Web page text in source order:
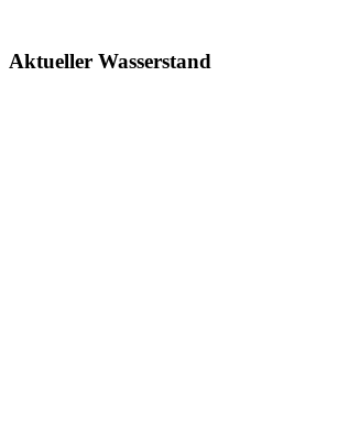
Aktueller Wasserstand